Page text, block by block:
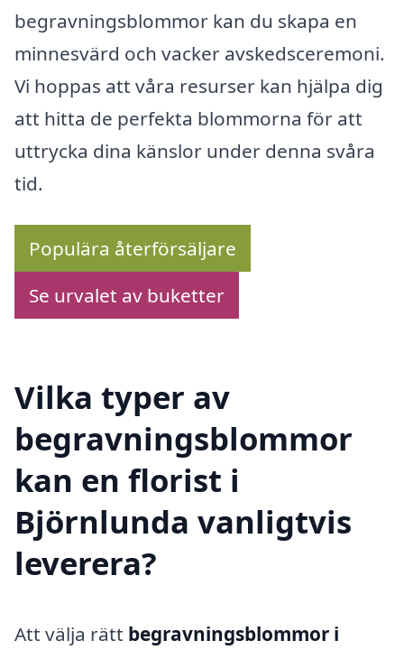
begravningsblommor kan du skapa en
minnesvärd och vacker avskedsceremoni.
Vi hoppas att våra resurser kan hjälpa dig
att hitta de perfekta blommorna för att
uttrycka dina känslor under denna svåra
tid.
Populära återförsäljare
Se urvalet av buketter
Vilka typer av
begravningsblommor
kan en florist i
Björnlunda vanligtvis
leverera?
Att välja rätt begravningsblommor i